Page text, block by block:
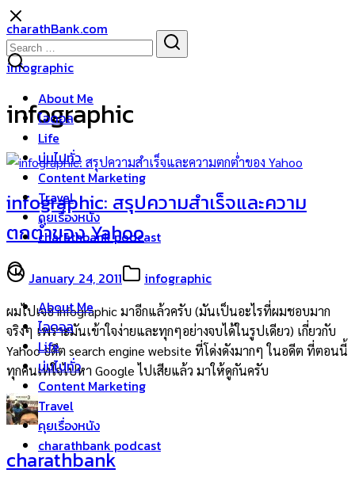
Skip
to
content
charathBank.com
About Me
ไอดอล
Life
บ่นไปทั่ว
Content Marketing
Travel
คุยเรื่องหนัง
charathbank podcast
About Me
ไอดอล
Life
บ่นไปทั่ว
Content Marketing
Travel
คุยเรื่องหนัง
charathbank podcast
Search
for:
infographic
infographic
infographic: สรุปความสำเร็จและความ
ตกต่ำของ Yahoo
January 24, 2011 infographic
ผมไปเจอ infographic มาอีกแล้วครับ (มันเป็นอะไรที่ผมชอบมาก
จริงๆ เพราะมันเข้าใจง่ายและทุกๆอย่างจบได้ในรูปเดียว) เกี่ยวกับ
Yahoo อดึต search engine website ที่โด่งดังมากๆ ในอดีต ที่ตอนนี้
ทุกคนเทใจไปหา Google ไปเสียแล้ว มาให้ดูกันครับ
charathbank